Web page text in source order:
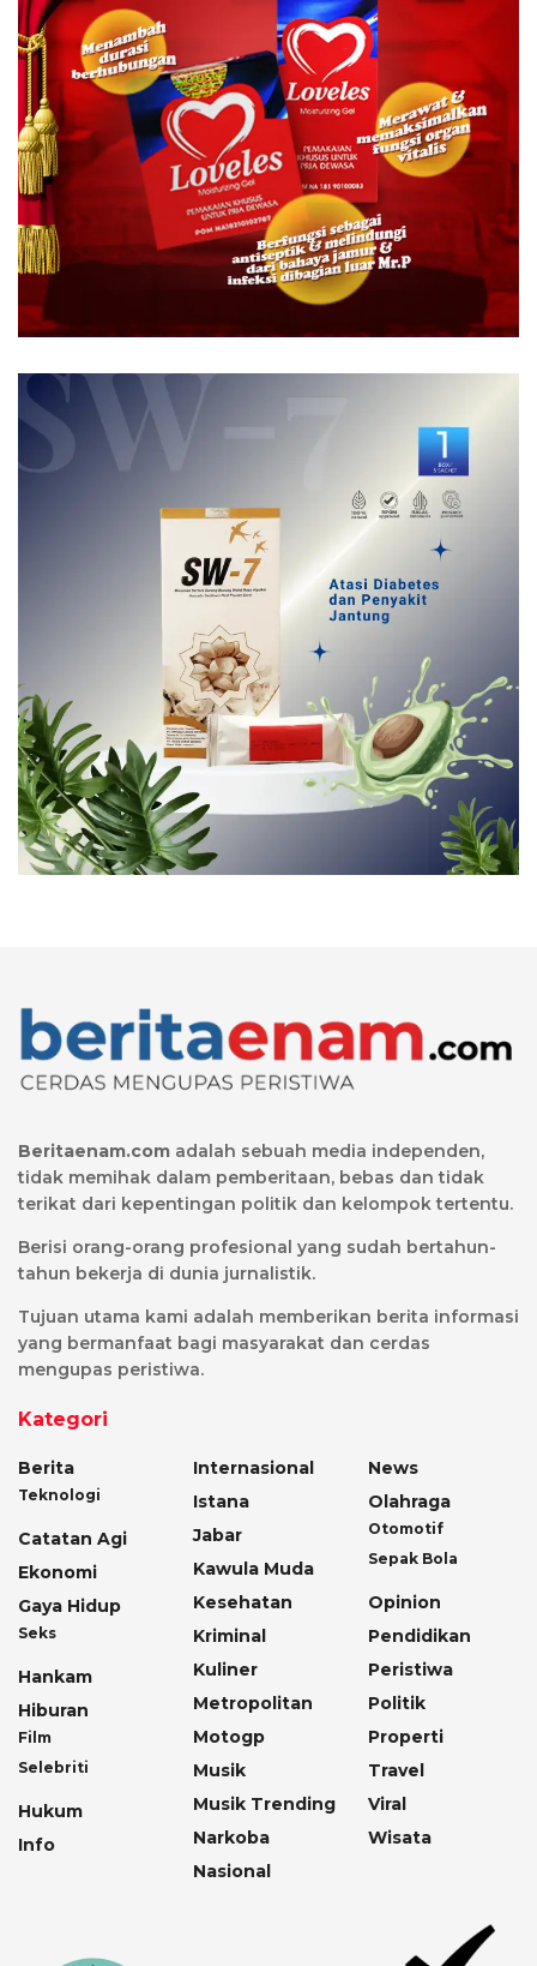
Beritaenam.com adalah sebuah media independen,
tidak memihak dalam pemberitaan, bebas dan tidak
terikat dari kepentingan politik dan kelompok tertentu.
Berisi orang-orang profesional yang sudah bertahun-
tahun bekerja di dunia jurnalistik.
Tujuan utama kami adalah memberikan berita informasi
yang bermanfaat bagi masyarakat dan cerdas
mengupas peristiwa.
Kategori
Berita
Teknologi
Catatan Agi
Ekonomi
Gaya Hidup
Seks
Hankam
Hiburan
Film
Selebriti
Hukum
Info
Internasional
Istana
Jabar
Kawula Muda
Kesehatan
Kriminal
Kuliner
Metropolitan
Motogp
Musik
Musik Trending
Narkoba
Nasional
News
Olahraga
Otomotif
Sepak Bola
Opinion
Pendidikan
Peristiwa
Politik
Properti
Travel
Viral
Wisata